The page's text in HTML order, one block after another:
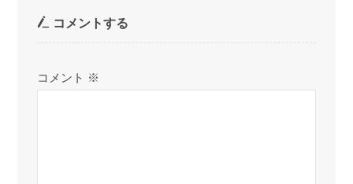
コメントする
コメント ※